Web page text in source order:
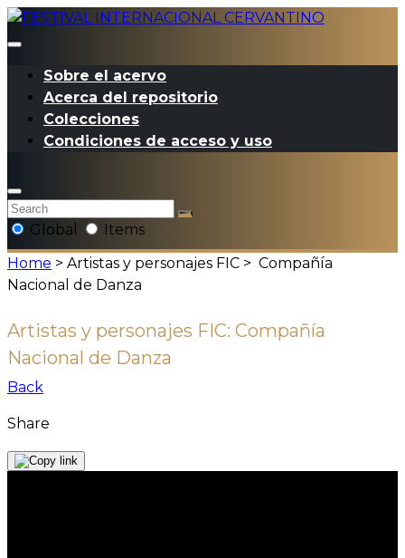
Sobre el acervo
Acerca del repositorio
Colecciones
Condiciones de acceso y uso
Global
Items
Home > Artistas y personajes FIC > Compañía
Nacional de Danza
Artistas y personajes FIC: Compañía
Nacional de Danza
Back
Share